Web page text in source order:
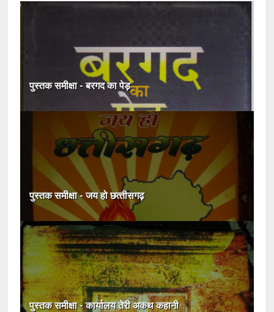
पुस्तक समीक्षा - बरगद का पेड़
पुस्तक समीक्षा - जय हो छत्‍तीसगढ़
पुस्‍तक समीक्षा - कार्यालय तेरी अकथ कहानी